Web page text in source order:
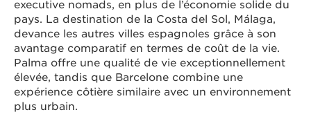
executive nomads, en plus de l’économie solide du
pays. La destination de la Costa del Sol, Málaga,
devance les autres villes espagnoles grâce à son
avantage comparatif en termes de coût de la vie.
Palma offre une qualité de vie exceptionnellement
élevée, tandis que Barcelone combine une
expérience côtière similaire avec un environnement
plus urbain.